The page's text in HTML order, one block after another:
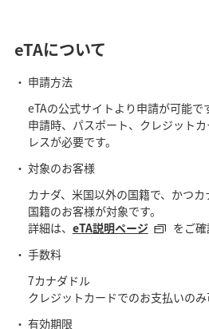
eTAについて
申請方法
eTAの公式サイトより申請が可能で
申請時、パスポート、クレジット
レスが必要です。
対象のお客様
カナダ、米国以外の国籍で、かつ
国籍のお客様が対象です。
詳細は、 eTA説明ページ
をご確
手数料
7カナダドル
クレジットカードでのお支払いのみ
有効期限